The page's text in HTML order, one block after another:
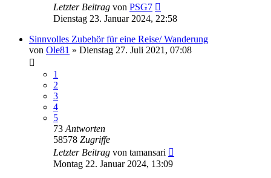
Letzter Beitrag von PSG7
Dienstag 23. Januar 2024, 22:58
Sinnvolles Zubehör für eine Reise/ Wanderung
von Ole81 » Dienstag 27. Juli 2021, 07:08
1
2
3
4
5
73 Antworten
58578 Zugriffe
Letzter Beitrag von tamansari
Montag 22. Januar 2024, 13:09